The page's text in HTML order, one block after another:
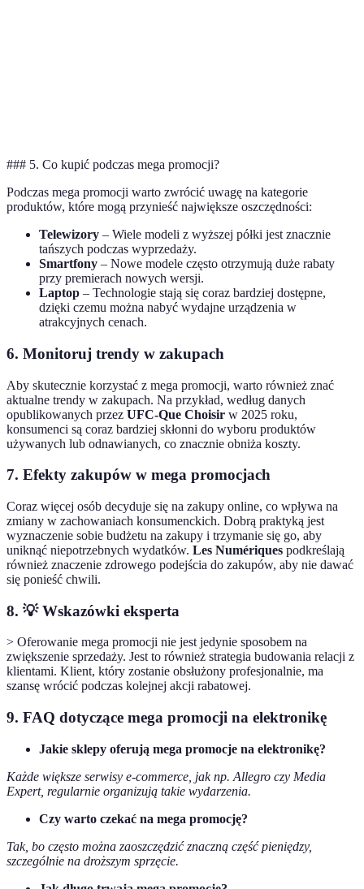
### 5. Co kupić podczas mega promocji?
Podczas mega promocji warto zwrócić uwagę na kategorie
produktów, które mogą przynieść największe oszczędności:
Telewizory – Wiele modeli z wyższej półki jest znacznie
tańszych podczas wyprzedaży.
Smartfony – Nowe modele często otrzymują duże rabaty
przy premierach nowych wersji.
Laptop – Technologie stają się coraz bardziej dostępne,
dzięki czemu można nabyć wydajne urządzenia w
atrakcyjnych cenach.
6. Monitoruj trendy w zakupach
Aby skutecznie korzystać z mega promocji, warto również znać
aktualne trendy w zakupach. Na przykład, według danych
opublikowanych przez UFC-Que Choisir w 2025 roku,
konsumenci są coraz bardziej skłonni do wyboru produktów
używanych lub odnawianych, co znacznie obniża koszty.
7. Efekty zakupów w mega promocjach
Coraz więcej osób decyduje się na zakupy online, co wpływa na
zmiany w zachowaniach konsumenckich. Dobrą praktyką jest
wyznaczenie sobie budżetu na zakupy i trzymanie się go, aby
uniknąć niepotrzebnych wydatków. Les Numériques podkreślają
również znaczenie zdrowego podejścia do zakupów, aby nie dawać
się ponieść chwili.
8. 💡 Wskazówki eksperta
> Oferowanie mega promocji nie jest jedynie sposobem na
zwiększenie sprzedaży. Jest to również strategia budowania relacji z
klientami. Klient, który zostanie obsłużony profesjonalnie, ma
szansę wrócić podczas kolejnej akcji rabatowej.
9. FAQ dotyczące mega promocji na elektronikę
Jakie sklepy oferują mega promocje na elektronikę?
Każde większe serwisy e-commerce, jak np. Allegro czy Media
Expert, regularnie organizują takie wydarzenia.
Czy warto czekać na mega promocję?
Tak, bo często można zaoszczędzić znaczną część pieniędzy,
szczególnie na droższym sprzęcie.